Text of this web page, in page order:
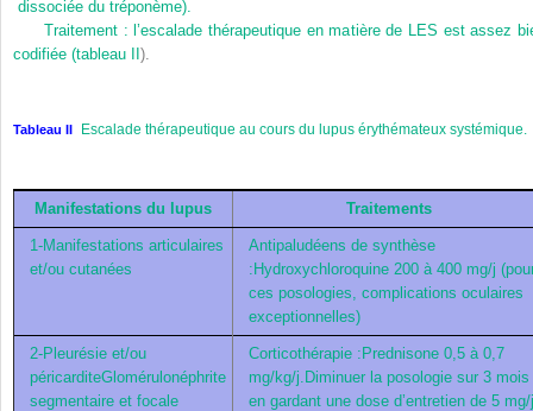
dissociée du tréponème).
Traitement : l’escalade thérapeutique en matière de LES est assez
codifiée (tableau II).
Tableau II Escalade thérapeutique au cours du lupus érythémateux systémique.
Manifestations du lupus Traitements
1-Manifestations articulaires
et/ou cutanées
Antipaludéens de synthèse
:Hydroxychloroquine 200 à 400 mg/j
ces posologies, complications oculaires
exceptionnelles)
2-Pleurésie et/ou
péricarditeGlomérulonéphrite
segmentaire et focale
Corticothérapie :Prednisone 0,5 à 0,7
mg/kg/j.Diminuer la posologie sur 3 mois
en gardant une dose d’entretien de 5 mg/j